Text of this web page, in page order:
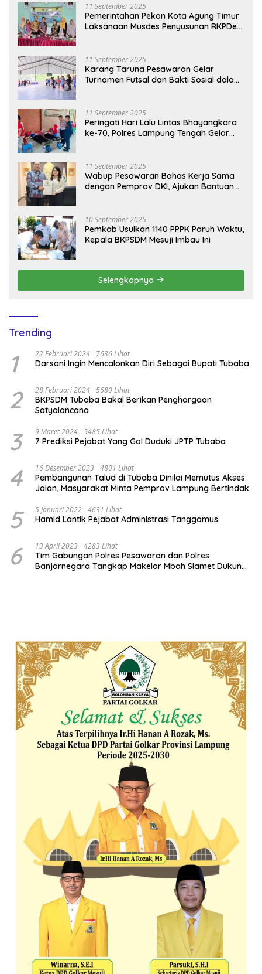
11 September 2025
Pemerintahan Pekon Kota Agung Timur
Laksanaan Musdes Penyusunan RKPDes
11 September 2025
Karang Taruna Pesawaran Gelar
Turnamen Futsal dan Bakti Sosial dalam
11 September 2025
Peringati Hari Lalu Lintas Bhayangkara
ke-70, Polres Lampung Tengah Gelar
11 September 2025
Wabup Pesawaran Bahas Kerja Sama
dengan Pemprov DKI, Ajukan Bantuan
10 September 2025
Pemkab Usulkan 1140 PPPK Paruh Waktu,
Kepala BKPSDM Mesuji Imbau Ini
Selengkapnya
Trending
1 22 Februari 2024 7636 Lihat
Darsani Ingin Mencalonkan Diri Sebagai Bupati Tubaba
2 28 Februari 2024 5680 Lihat
BKPSDM Tubaba Bakal Berikan Penghargaan
Satyalancana
3 9 Maret 2024 5485 Lihat
7 Prediksi Pejabat Yang Gol Duduki JPTP Tubaba
4 16 Desember 2023 4801 Lihat
Pembangunan Talud di Tubaba Dinilai Memutus Akses
Jalan, Masyarakat Minta Pemprov Lampung Bertindak
5 5 Januari 2022 4631 Lihat
Hamid Lantik Pejabat Administrasi Tanggamus
6 13 April 2023 4283 Lihat
Tim Gabungan Polres Pesawaran dan Polres
Banjarnegara Tangkap Makelar Mbah Slamet Dukun